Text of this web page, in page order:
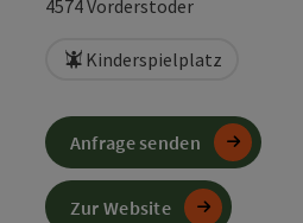
4574Vorderstoder
Kinderspielplatz
Anfrage senden
Zur Website